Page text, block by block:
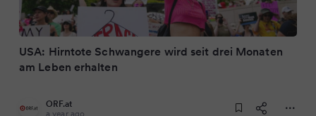
USA: Hirntote Schwangere wird seit drei Monaten
am Leben erhalten
ORF.at
a year ago